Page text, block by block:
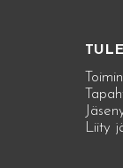
Liity